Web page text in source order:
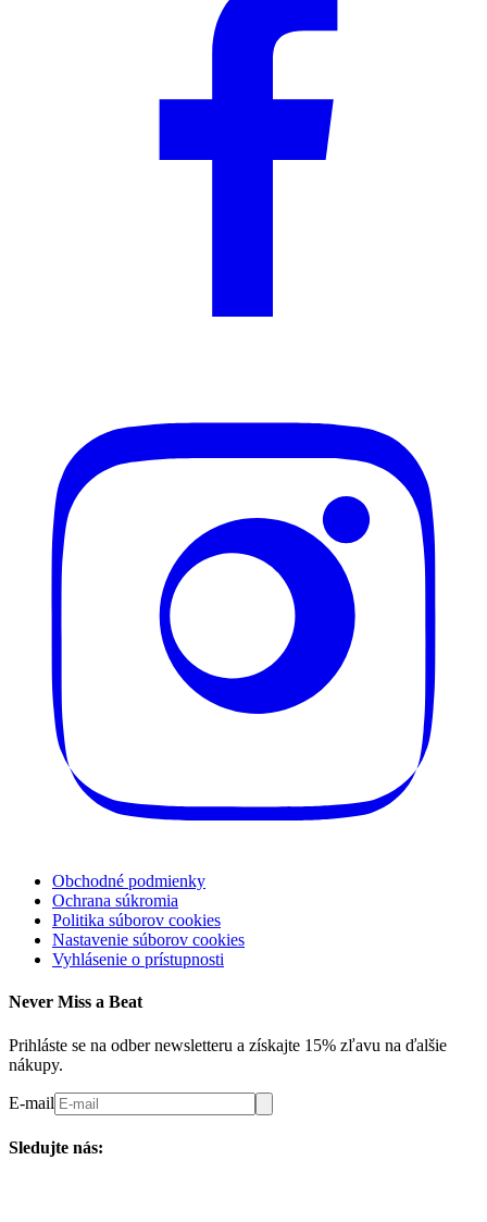
Obchodné podmienky
Ochrana súkromia
Politika súborov cookies
Nastavenie súborov cookies
Vyhlásenie o prístupnosti
Never Miss a Beat
Prihláste se na odber newsletteru a získajte 15% zľavu na ďalšie
nákupy.
E-mail
Sledujte nás: